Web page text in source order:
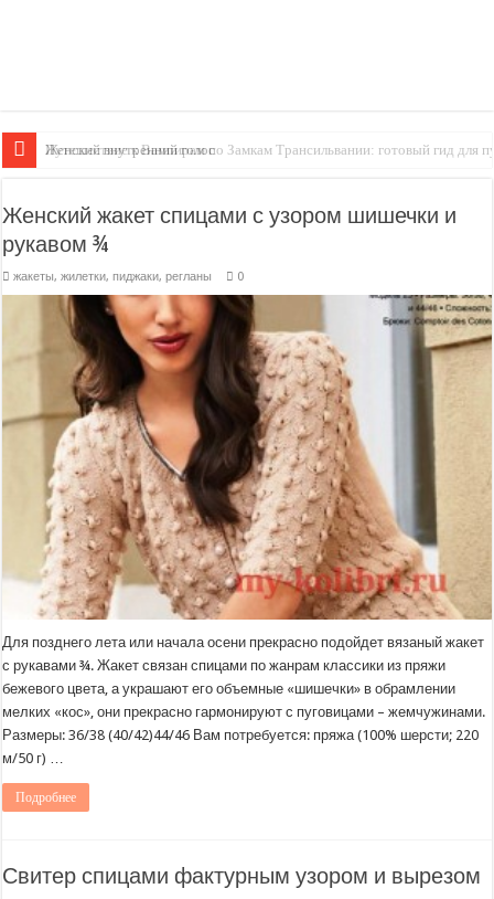
Женский внутренний голос
Женский жакет спицами с узором шишечки и
рукавом ¾
жакеты, жилетки, пиджаки, регланы 0
Для позднего лета или начала осени прекрасно подойдет вязаный жакет
с рукавами ¾. Жакет связан спицами по жанрам классики из пряжи
бежевого цвета, а украшают его объемные «шишечки» в обрамлении
мелких «кос», они прекрасно гармонируют с пуговицами – жемчужинами.
Размеры: 36/38 (40/42)44/46 Вам потребуется: пряжа (100% шерсти; 220
м/50 г) …
Подробнее
Свитер спицами фактурным узором и вырезом